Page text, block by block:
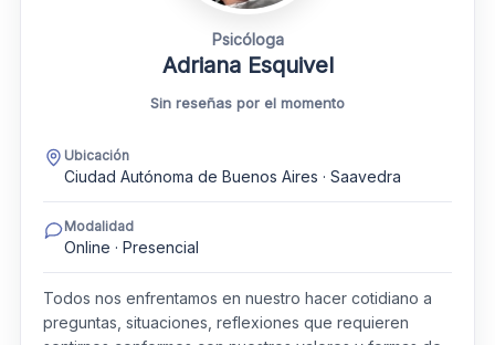
Psicóloga
Adriana Esquivel
Sin reseñas por el momento
Ubicación
Ciudad Autónoma de Buenos Aires · Saavedra
Modalidad
Online · Presencial
Todos nos enfrentamos en nuestro hacer cotidiano a
preguntas, situaciones, reflexiones que requieren